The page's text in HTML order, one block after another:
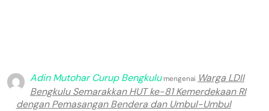
Adin Mutohar Curup Bengkulumengenai Warga LDII
Bengkulu Semarakkan HUT ke-81 Kemerdekaan RI
dengan Pemasangan Bendera dan Umbul-Umbul